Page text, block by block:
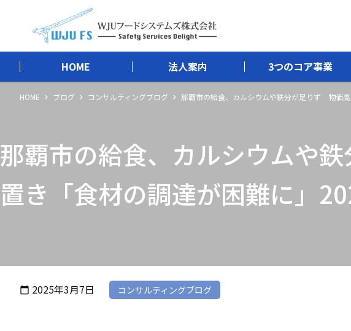
HOME 法人案内 3つのコア事業
HOME ブログ コンサルティングブログ 那覇市の給食、カルシウムや鉄分が足りず 物価
那覇市の給食、カルシウムや
置き「食材の調達が困難に」
calendar_today 2025年3月7日 コンサルティングブログ